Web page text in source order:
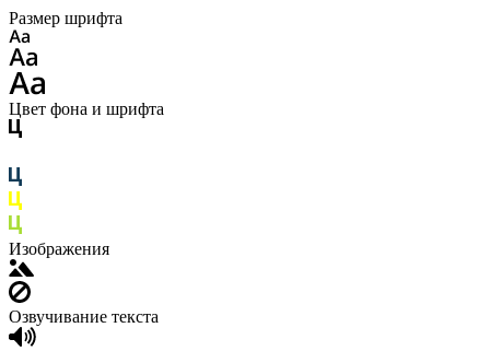
Размер шрифта
Цвет фона и шрифта
Изображения
Озвучивание текста